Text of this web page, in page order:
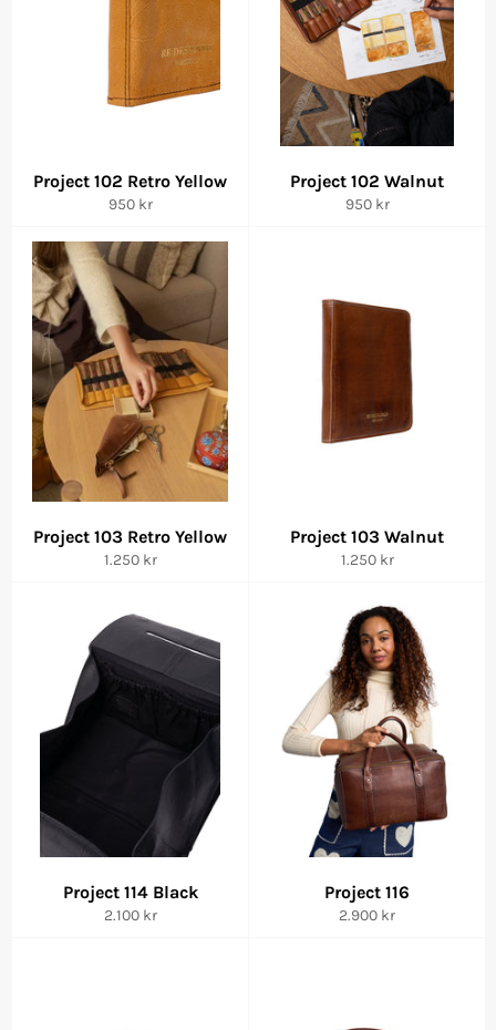
Project 102 Retro Yellow
Vanlig
950 kr
Project 102 Walnut
Vanlig
950 kr
Project 103 Retro Yellow
Vanlig
1.250 kr
Project 103 Walnut
Vanlig
1.250 kr
Project 114 Black
Vanlig
2.100 kr
Project 116
Vanlig
2.900 kr